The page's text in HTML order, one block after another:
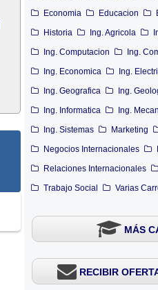
Economia
Educacion
Historia
Ing. Agricola
Ing. Computacion
Ing.
Ing. Economica
Ing.
Ing. Geografica
Ing.
Ing. Informatica
Ing.
Ing. Sistemas
Marketing
Negocios Internacionales
Relaciones Internacionales
Trabajo Social
Varias
MÁS
RECIBIR